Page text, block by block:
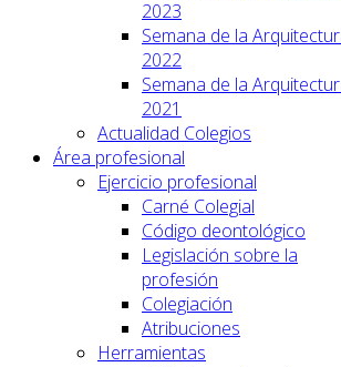
2023
Semana de la
2022
Semana de la
2021
Actualidad Colegios
Área profesional
Ejercicio profesional
Carné Colegial
Código deontológico
Legislación sobre la
profesión
Colegiación
Atribuciones
Herramientas